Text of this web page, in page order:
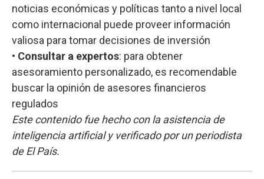
noticias económicas y políticas tanto a nivel local
como internacional puede proveer información
valiosa para tomar decisiones de inversión
• Consultar a expertos: para obtener
asesoramiento personalizado, es recomendable
buscar la opinión de asesores financieros
regulados
Este contenido fue hecho con la asistencia de
inteligencia artificial y verificado por un periodista
de El País.